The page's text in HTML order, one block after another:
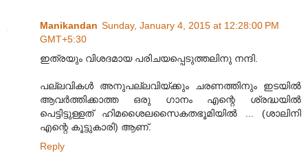
Manikandan Sunday, January 4, 2015 at 12:28:00 PM
GMT+5:30
ഇത്രയും വിശദമായ പരിചയപ്പെടുത്തലിനു നന്ദി.
പല്ലവികൾ അനുപല്ലവിയ്ക്കും ചരണത്തിനും ഇടയിൽ
ആവർത്തിക്കാത്ത ഒരു ഗാനം എന്റെ ശ്രദ്ധയിൽ
പെട്ടിട്ടുള്ളത് ഹിമശൈലസൈകതഭൂമിയിൽ ... (ശാലിനി
എന്റെ കൂട്ടുകാരി) ആണ്.
Reply